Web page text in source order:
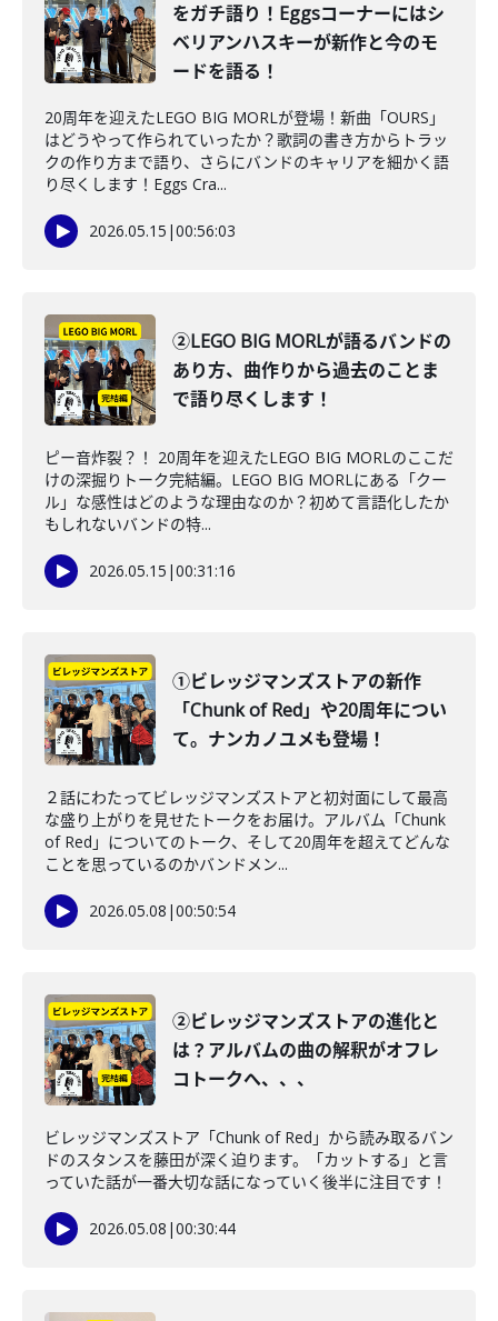
をガチ語り！Eggsコーナーにはシ
ベリアンハスキーが新作と今のモ
ードを語る！
20周年を迎えたLEGO BIG MORLが登場！新曲「OURS」
はどうやって作られていったか？歌詞の書き方からトラッ
クの作り方まで語り、さらにバンドのキャリアを細かく語
り尽くします！Eggs Cra...
2026.05.15 |00:56:03
②LEGO BIG MORLが語るバンドの
あり方、曲作りから過去のことま
で語り尽くします！
ピー音炸裂？！ 20周年を迎えたLEGO BIG MORLのここだ
けの深掘りトーク完結編。LEGO BIG MORLにある「クー
ル」な感性はどのような理由なのか？初めて言語化したか
もしれないバンドの特...
2026.05.15 |00:31:16
①ビレッジマンズストアの新作
「Chunk of Red」や20周年につい
て。ナンカノユメも登場！
２話にわたってビレッジマンズストアと初対面にして最高
な盛り上がりを見せたトークをお届け。アルバム「Chunk
of Red」についてのトーク、そして20周年を超えてどんな
ことを思っているのかバンドメン...
2026.05.08 |00:50:54
②ビレッジマンズストアの進化と
は？アルバムの曲の解釈がオフレ
コトークへ、、、
ビレッジマンズストア「Chunk of Red」から読み取るバン
ドのスタンスを藤田が深く迫ります。「カットする」と言
っていた話が一番大切な話になっていく後半に注目です！
2026.05.08 |00:30:44